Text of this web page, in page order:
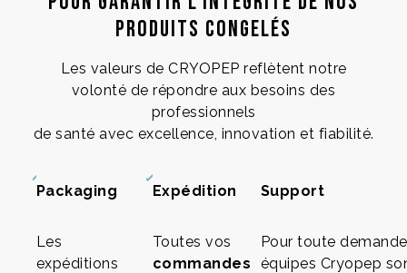
produits congelés
Les valeurs de CRYOPEP reflètent notre
volonté de répondre aux besoins des
professionnels
de santé avec excellence, innovation et fiabilité.
Packaging
Les
expéditions
Expédition
Toutes vos
commandes
Support
Pour toute
équipes Cryopep